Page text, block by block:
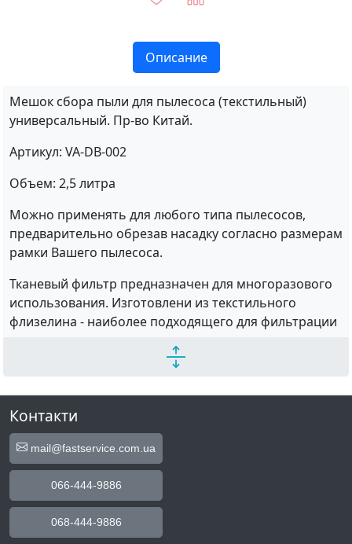
Описание
Мешок сбора пыли для пылесоса (текстильный)
универсальный. Пр-во Китай.
Артикул: VA-DB-002
Объем: 2,5 литра
Можно применять для любого типа пылесосов,
предварительно обрезав насадку согласно размерам
рамки Вашего пылесоса.
Тканевый фильтр предназначен для многоразового
использования. Изготовлени из текстильного
флизелина - наиболее подходящего для фильтрации
Благодаря своей структуре волокна материал
балансе между силой всасывания и нормативной
Изделие имеет два слоя фильтрации: 1-й слой - для
сбора более крупного мусора и пыли, второй -
обеспечивает тонкую очистку.
Для удобства при очистке фильтр открывается
Контакти
mail@fastservice.com.ua
066-444-9886
068-444-9886